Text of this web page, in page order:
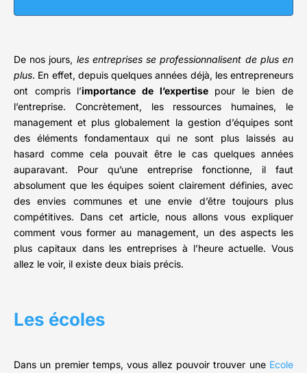
De nos jours, les entreprises se professionnalisent de plus en
plus. En effet, depuis quelques années déjà, les entrepreneurs
ont compris l’importance de l’expertisepour le bien de
l’entreprise. Concrètement, les ressources humaines, le
management et plus globalement la gestion d’équipes sont
des éléments fondamentaux qui ne sont plus laissés au
hasard comme cela pouvait être le cas quelques années
auparavant. Pour qu’une entreprise fonctionne, il faut
absolument que les équipes soient clairement définies, avec
des envies communes et une envie d’être toujours plus
compétitives. Dans cet article, nous allons vous expliquer
comment vous former au management, un des aspects les
plus capitaux dans les entreprises à l’heure actuelle. Vous
allez le voir, il existe deux biais précis.
Les écoles
Dans un premier temps, vous allez pouvoir trouver une Ecole